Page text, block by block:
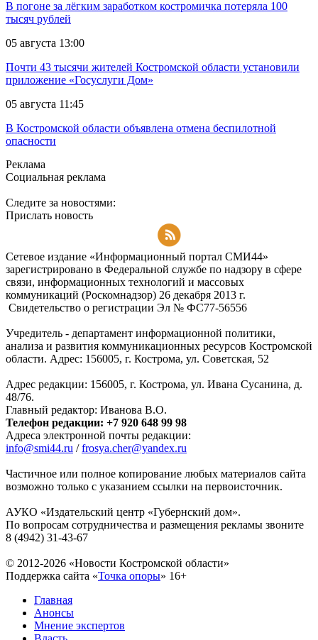
В погоне за лёгким заработком костромичка потеряла 100
тысяч рублей
05 августа 13:00
Почти 43 тысячи жителей Костромской области установили
приложение «Госуслуги Дом»
05 августа 11:45
В Костромской области объявлена отмена беспилотной
опасности
Реклама
Социальная реклама
Следите за новостями:
Прислать новость
Сетевое издание «Информационный портал СМИ44»
зарегистрировано в Федеральной службе по надзору в сфере
связи, информационных технологий и массовых
коммуникаций (Роскомнадзор) 26 декабря 2013 г.
Свидетельство о регистрации Эл № ФC77-56556
Учредитель - департамент информационной политики,
анализа и развития коммуникационных ресурсов Костромской
области. Адрес: 156005, г. Кострома, ул. Советская, 52
Адрес редакции: 156005, г. Кострома, ул. Ивана Сусанина, д.
48/76.
Главный редактор: Иванова В.О.
Телефон редакции: +7 920 648 99 98
Адреса электронной почты редакции:
info@smi44.ru /frosya.cher@yandex.ru
Частичное или полное копирование любых материалов сайта
возможно только с указанием ссылки на первоисточник.
АУКО «Издательский центр «Губернский дом».
По вопросам сотрудничества и размещения рекламы звоните
8 (4942) 31-43-67
© 2012-2026 «Новости Костромской области»
Поддержка сайта «Точка опоры» 16+
Главная
Анонсы
Мнение экспертов